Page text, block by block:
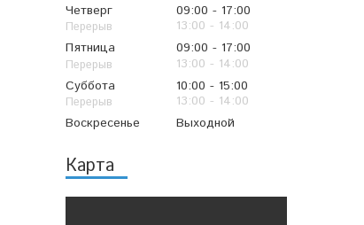
Четверг
09:00
17:00
13:00
14:00
Пятница
09:00
17:00
13:00
14:00
Суббота
10:00
15:00
13:00
14:00
Воскресенье
Выходной
Карта